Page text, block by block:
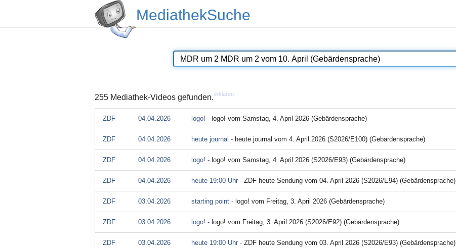
MediathekSuche
255 Mediathek-Videos gefunden.erklären
ZDF 04.04.2026 logo! - logo! vom Samstag, 4. April 2026 (Gebärdensprache)
ZDF 04.04.2026 heute journal - heute journal vom 4. April 2026 (S2026/E100) (Gebärdensprache)
ZDF 04.04.2026 logo! - logo! vom Samstag, 4. April 2026 (S2026/E93) (Gebärdensprache)
ZDF 04.04.2026 heute 19:00 Uhr - ZDF heute Sendung vom 04. April 2026 (S2026/E94) (Gebärdensprache)
ZDF 03.04.2026 starting point - logo! vom Freitag, 3. April 2026 (Gebärdensprache)
ZDF 03.04.2026 logo! - logo! vom Freitag, 3. April 2026 (S2026/E92) (Gebärdensprache)
ZDF 03.04.2026 heute 19:00 Uhr - ZDF heute Sendung vom 03. April 2026 (S2026/E93) (Gebärdensprache)